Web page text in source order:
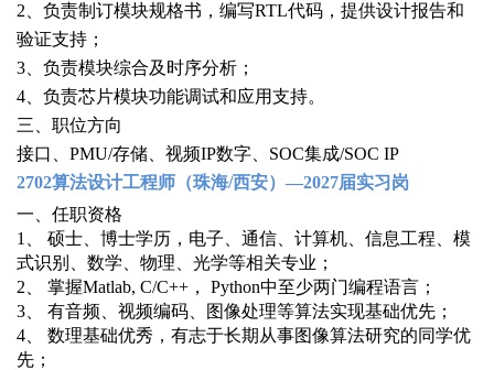
2、负责制订模块规格书，编写RTL代码，提供设计报告和
验证支持；
3、负责模块综合及时序分析；
4、负责芯片模块功能调试和应用支持。
三、职位方向
接口、 PMU/存储、 视频IP数字、SOC集成/SOC IP
2702算法设计工程师（珠海/西安）—2027届实习岗
一、任职资格
1、 硕士、博士学历，电子、通信、计算机、信息工程、模
式识别、数学、物理、光学等相关专业；
2、 掌握Matlab, C/C++， Python中至少两门编程语言；
3、 有音频、视频编码、图像处理等算法实现基础优先；
4、 数理基础优秀，有志于长期从事图像算法研究的同学优
先；